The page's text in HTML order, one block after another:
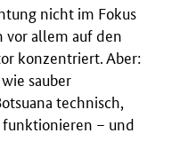
nicht im Fokus
vor allem auf den
konzentriert. Aber:
sauber
technisch,
– und